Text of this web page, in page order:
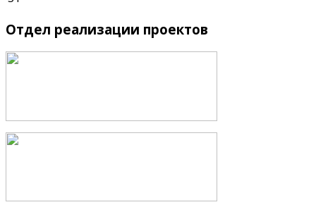
Отдел реализации проектов